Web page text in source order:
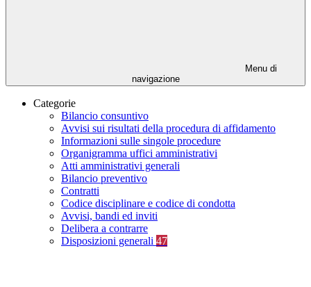
Menu di
navigazione
Categorie
Bilancio consuntivo
Avvisi sui risultati della procedura di affidamento
Informazioni sulle singole procedure
Organigramma uffici amministrativi
Atti amministrativi generali
Bilancio preventivo
Contratti
Codice disciplinare e codice di condotta
Avvisi, bandi ed inviti
Delibera a contrarre
Disposizioni generali 47